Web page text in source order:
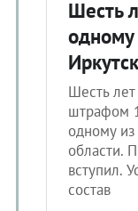
Шесть
одному
Шесть
штрафом
одному
области.
вступил.
состав